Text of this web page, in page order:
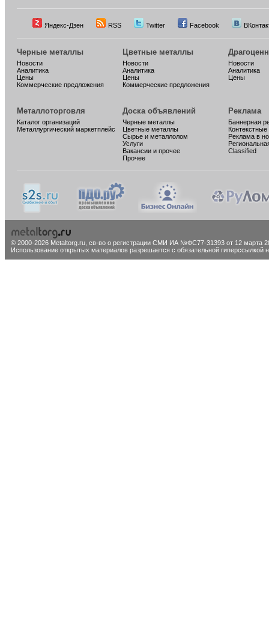
Яндекс-Дзен RSS Twitter Facebook
Черные металлы
Новости
Аналитика
Цены
Коммерческие предложения
Цветные металлы
Новости
Аналитика
Цены
Коммерческие предложения
Новости
Аналитика
Цены
Металлоторговля
Каталог организаций
Металлургический маркетплейс
Доска объявлений
Черные металлы
Цветные металлы
Сырье и металлолом
Услуги
Вакансии и прочее
Прочее
Реклама
Баннерная
Реклама в
Classified
© 2000-2026 Metaltorg.ru, св-во о регистрации СМИ ИА №ФС77-31393 от 12 марта
Использование открытых материалов разрешается с обязательной гиперссылкой